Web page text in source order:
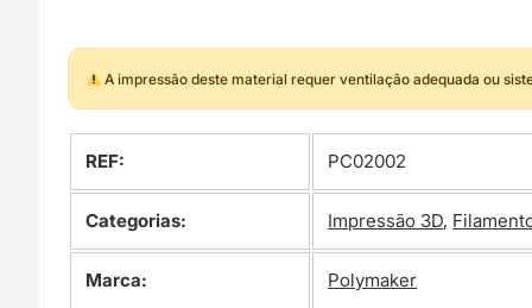
A impressão deste material requer ventilação adequada ou
REF: PC02002
Categorias: Impressão 3D,
Marca: Polymaker